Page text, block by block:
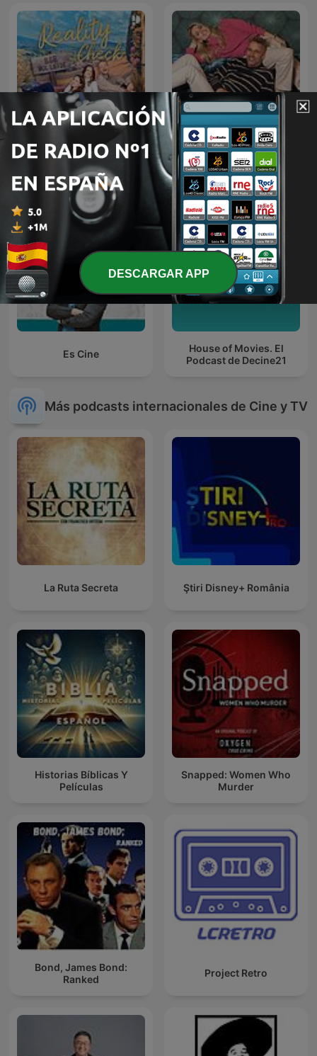
Reality Check - B&B Vol
Liefde
Patrick en Eline
Es Cine
House of Movies. El
Podcast de Decine21
Más podcasts internacionales de Cine y TV
La Ruta Secreta Ştiri Disney+ România
Historias Bíblicas Y
Películas
Snapped: Women Who
Murder
Bond, James Bond:
Ranked
Project Retro
DESCARGAR APP